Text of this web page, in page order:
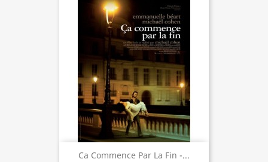
Ca Commence Par La Fin -...